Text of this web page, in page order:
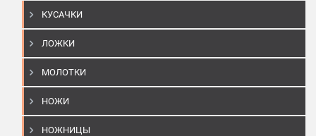
КУСАЧКИ
ЛОЖКИ
МОЛОТКИ
НОЖИ
НОЖНИЦЫ